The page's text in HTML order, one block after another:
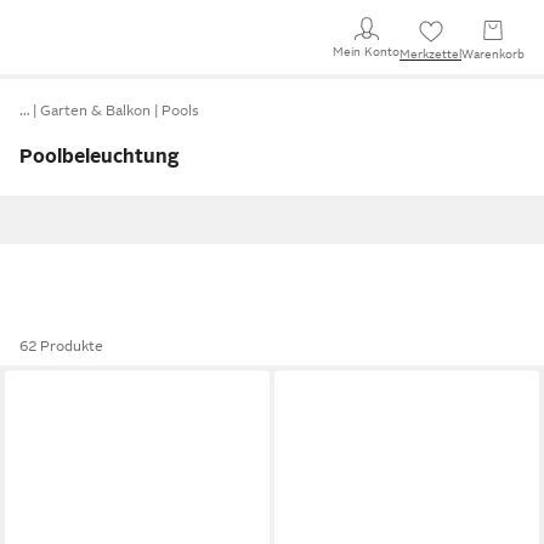
Mein KontoMerkzettel Warenkorb
… Garten & Balkon Pools
Poolbeleuchtung
62 Produkte